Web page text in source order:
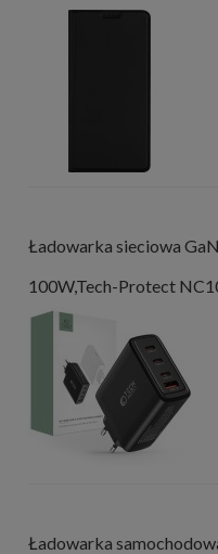
Ładowarka sieciowa
100W,Tech-Protect
Ładowarka